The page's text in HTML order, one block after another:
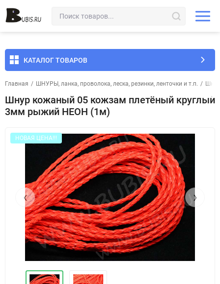
КАТАЛОГ ТОВАРОВ
Главная / ШНУРЫ, ланка, проволока, леска, резинки, ленточки и т.п. /
Шнур кожаный 05 кожзам плетёный круглый
3мм рыжий НЕОН (1м)
НОВАЯ ЦЕНА!!!
‹ ›